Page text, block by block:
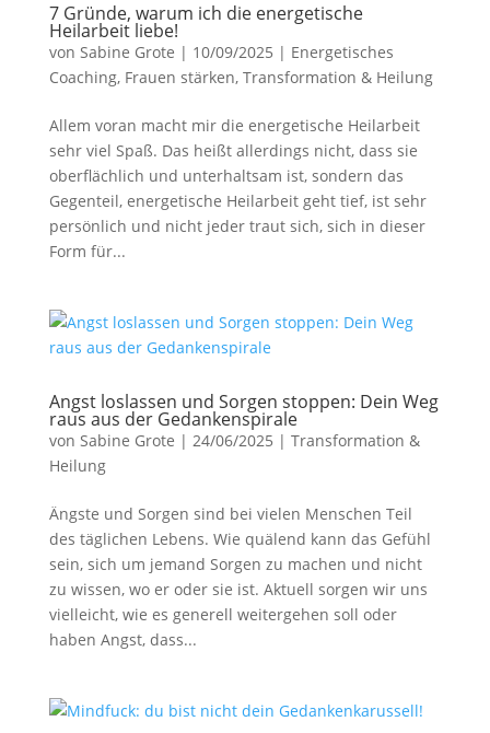
7 Gründe, warum ich die energetische
Heilarbeit liebe!
von Sabine Grote | 10/09/2025 | Energetisches
Coaching, Frauen stärken, Transformation & Heilung
Allem voran macht mir die energetische Heilarbeit
sehr viel Spaß. Das heißt allerdings nicht, dass sie
oberflächlich und unterhaltsam ist, sondern das
Gegenteil, energetische Heilarbeit geht tief, ist sehr
persönlich und nicht jeder traut sich, sich in dieser
Form für...
Angst loslassen und Sorgen stoppen: Dein Weg
raus aus der Gedankenspirale
von Sabine Grote | 24/06/2025 | Transformation &
Heilung
Ängste und Sorgen sind bei vielen Menschen Teil
des täglichen Lebens. Wie quälend kann das Gefühl
sein, sich um jemand Sorgen zu machen und nicht
zu wissen, wo er oder sie ist. Aktuell sorgen wir uns
vielleicht, wie es generell weitergehen soll oder
haben Angst, dass...